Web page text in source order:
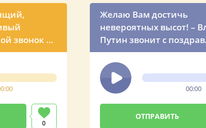
звонок с
0
Желаю Вам достичь
невероятных высот! –
Путин звонит с
для брата Арсена
00:00